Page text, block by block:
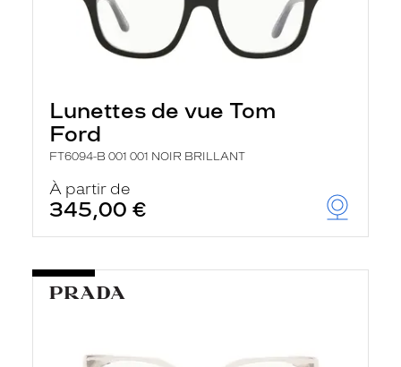
Lunettes de vue Tom
Ford
FT6094-B 001 001 NOIR BRILLANT
À partir de
345,00 €